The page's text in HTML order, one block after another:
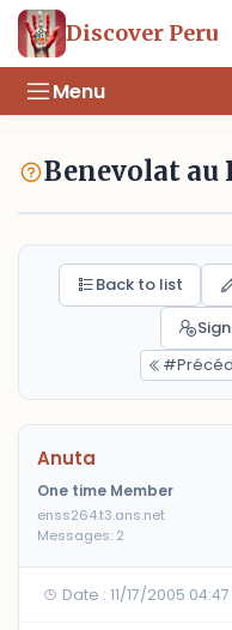
Discover Peru
Menu
Benevolat au
Back to list
Anuta
One time Member
enss264.t3.ans.net
Messages: 2
Date : 11/17/2005